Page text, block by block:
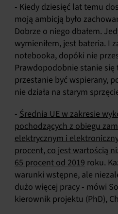
- Kiedy dziesięć lat temu
moją ambicją było
Dobrze o niego dbałem.
wymieniłem, jest bateria. I
notebooka, dopóki nie
Prawdopodobnie stanie się
przestanie być wspierany,
nie działa na starym
- Średnia UE w zakresie
pochodzących z obiegu
elektrycznym i
procent, co jest wartością
65 procent od 2019 roku.
warunki wstępne, ale
dużo więcej pracy - mówi
kierownik projektu (PhD),